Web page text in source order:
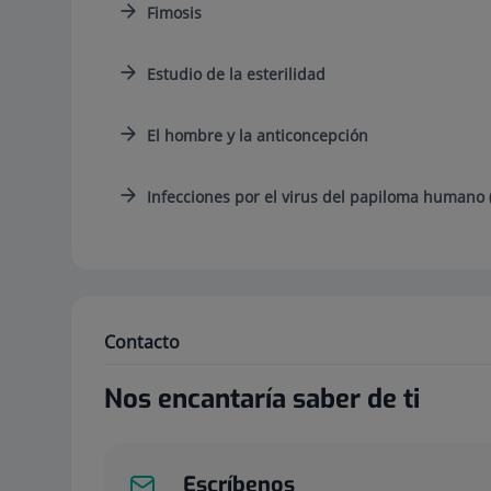
Fimosis
Estudio de la esterilidad
El hombre y la anticoncepción
Infecciones por el virus del papiloma humano
Contacto
Nos encantaría saber de ti
Escríbenos